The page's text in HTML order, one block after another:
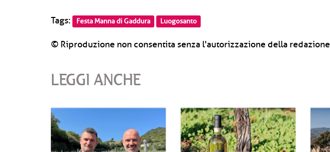
Tags: Festa Manna di Gaddura Luogosanto
© Riproduzione non consentita senza l'autorizzazione della redazione
LEGGI ANCHE